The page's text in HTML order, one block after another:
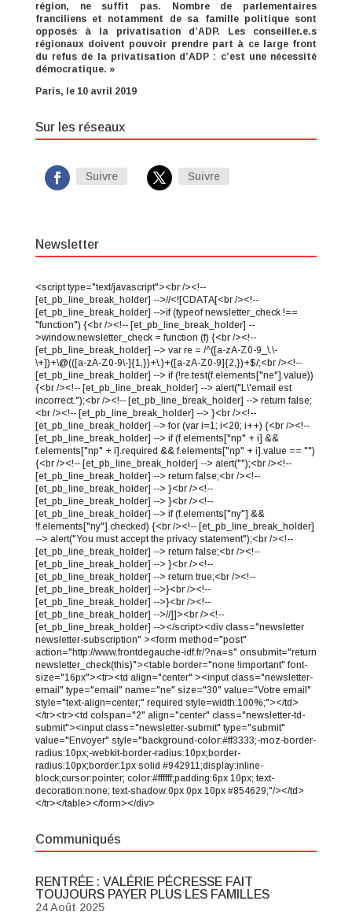
région, ne suffit pas. Nombre de parlementaires
franciliens et notamment de sa famille politique sont
opposés à la privatisation d’ADP. Les conseiller.e.s
régionaux doivent pouvoir prendre part à ce large front
du refus de la privatisation d’ADP : c’est une nécessité
démocratique. »
Paris, le 10 avril 2019
Sur les réseaux
Suivre Suivre
Newsletter
<script type="text/javascript"><br /><!--
[et_pb_line_break_holder] -->//<![CDATA[<br /><!--
[et_pb_line_break_holder] -->if (typeof newsletter_check !==
"function") {<br /><!-- [et_pb_line_break_holder] --
>window.newsletter_check = function (f) {<br /><!--
[et_pb_line_break_holder] --> var re = /^([a-zA-Z0-9_\.\-
\+])+\@(([a-zA-Z0-9\-]{1,})+\.)+([a-zA-Z0-9]{2,})+$/;<br /><!--
[et_pb_line_break_holder] --> if (!re.test(f.elements["ne"].value))
{<br /><!-- [et_pb_line_break_holder] --> alert("L\'email est
incorrect.");<br /><!-- [et_pb_line_break_holder] --> return false;
<br /><!-- [et_pb_line_break_holder] --> }<br /><!--
[et_pb_line_break_holder] --> for (var i=1; i<20; i++) {<br /><!--
[et_pb_line_break_holder] --> if (f.elements["np" + i] &&
f.elements["np" + i].required && f.elements["np" + i].value == "")
{<br /><!-- [et_pb_line_break_holder] --> alert("");<br /><!--
[et_pb_line_break_holder] --> return false;<br /><!--
[et_pb_line_break_holder] --> }<br /><!--
[et_pb_line_break_holder] --> }<br /><!--
[et_pb_line_break_holder] --> if (f.elements["ny"] &&
!f.elements["ny"].checked) {<br /><!-- [et_pb_line_break_holder]
--> alert("You must accept the privacy statement");<br /><!--
[et_pb_line_break_holder] --> return false;<br /><!--
[et_pb_line_break_holder] --> }<br /><!--
[et_pb_line_break_holder] --> return true;<br /><!--
[et_pb_line_break_holder] -->}<br /><!--
[et_pb_line_break_holder] -->}<br /><!--
[et_pb_line_break_holder] -->//]]><br /><!--
[et_pb_line_break_holder] --></script><div class="newsletter
newsletter-subscription" ><form method="post"
action="http://www.frontdegauche-idf.fr/?na=s" onsubmit="return
newsletter_check(this)"><table border="none !important" font-
size="16px"><tr><td align="center" ><input class="newsletter-
email" type="email" name="ne" size="30" value="Votre email"
style="text-align=center;" required style=width:100%;"></td>
</tr><tr><td colspan="2" align="center" class="newsletter-td-
submit"><input class="newsletter-submit" type="submit"
value="Envoyer" style="background-color:#ff3333;-moz-border-
radius:10px;-webkit-border-radius:10px;border-
radius:10px;border:1px solid #942911;display:inline-
block;cursor:pointer; color:#ffffff;padding:6px 10px; text-
decoration:none; text-shadow:0px 0px 10px #854629;"/></td>
</tr></table></form></div>
Communiqués
RENTRÉE : VALÉRIE PÉCRESSE FAIT
TOUJOURS PAYER PLUS LES FAMILLES
24 Août 2025